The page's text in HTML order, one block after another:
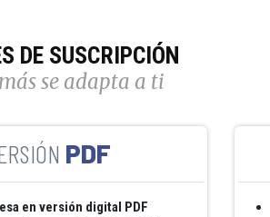
DE SUSCRIPCIÓN
se adapta a ti
PDF
en versión digital PDF